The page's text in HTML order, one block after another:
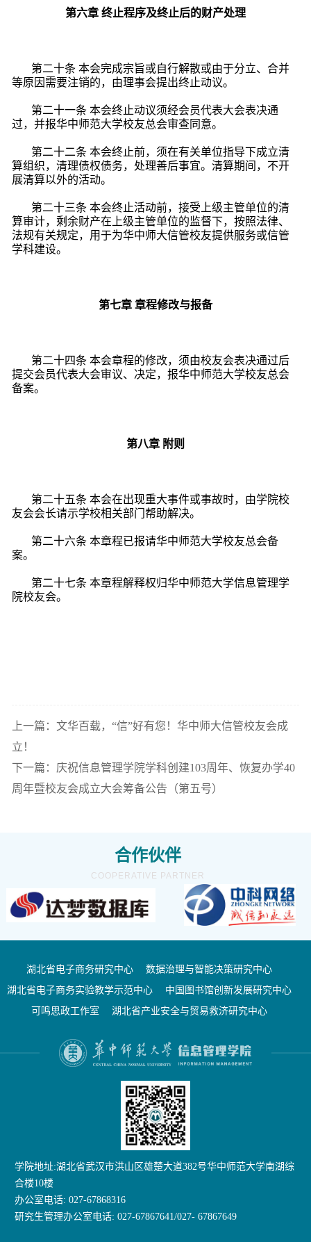
第六章 终止程序及终止后的财产处理
第二十条 本会完成宗旨或自行解散或由于分立、合并
等原因需要注销的，由理事会提出终止动议。
第二十一条 本会终止动议须经会员代表大会表决通
过，并报华中师范大学校友总会审查同意。
第二十二条 本会终止前，须在有关单位指导下成立清
算组织，清理债权债务，处理善后事宜。清算期间，不开
展清算以外的活动。
第二十三条 本会终止活动前，接受上级主管单位的清
算审计，剩余财产在上级主管单位的监督下，按照法律、
法规有关规定，用于为华中师大信管校友提供服务或信管
学科建设。
第七章 章程修改与报备
第二十四条 本会章程的修改，须由校友会表决通过后
提交会员代表大会审议、决定，报华中师范大学校友总会
备案。
第八章 附则
第二十五条 本会在出现重大事件或事故时，由学院校
友会会长请示学校相关部门帮助解决。
第二十六条 本章程已报请华中师范大学校友总会备
案。
第二十七条 本章程解释权归华中师范大学信息管理学
院校友会。
上一篇：文华百载，“信”好有您！华中师大信管校友会成
立！
下一篇：庆祝信息管理学院学科创建103周年、恢复办学40
周年暨校友会成立大会筹备公告（第五号）
合作伙伴
COOPERATIVE PARTNER
湖北省电子商务研究中心
数据治理与智能决策研究中心
湖北省电子商务实验教学示范中心
中国图书馆创新发展研究中心
可鸣思政工作室
湖北省产业安全与贸易救济研究中心
学院地址:湖北省武汉市洪山区雄楚大道382号华中师范大学南湖综
合楼10楼
办公室电话: 027-67868316
研究生管理办公室电话: 027-67867641/027- 67867649